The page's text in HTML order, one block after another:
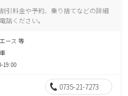
引料金や予約、乗り捨てなどの詳細
話ください。
ース 等
19:00
0735-21-7273